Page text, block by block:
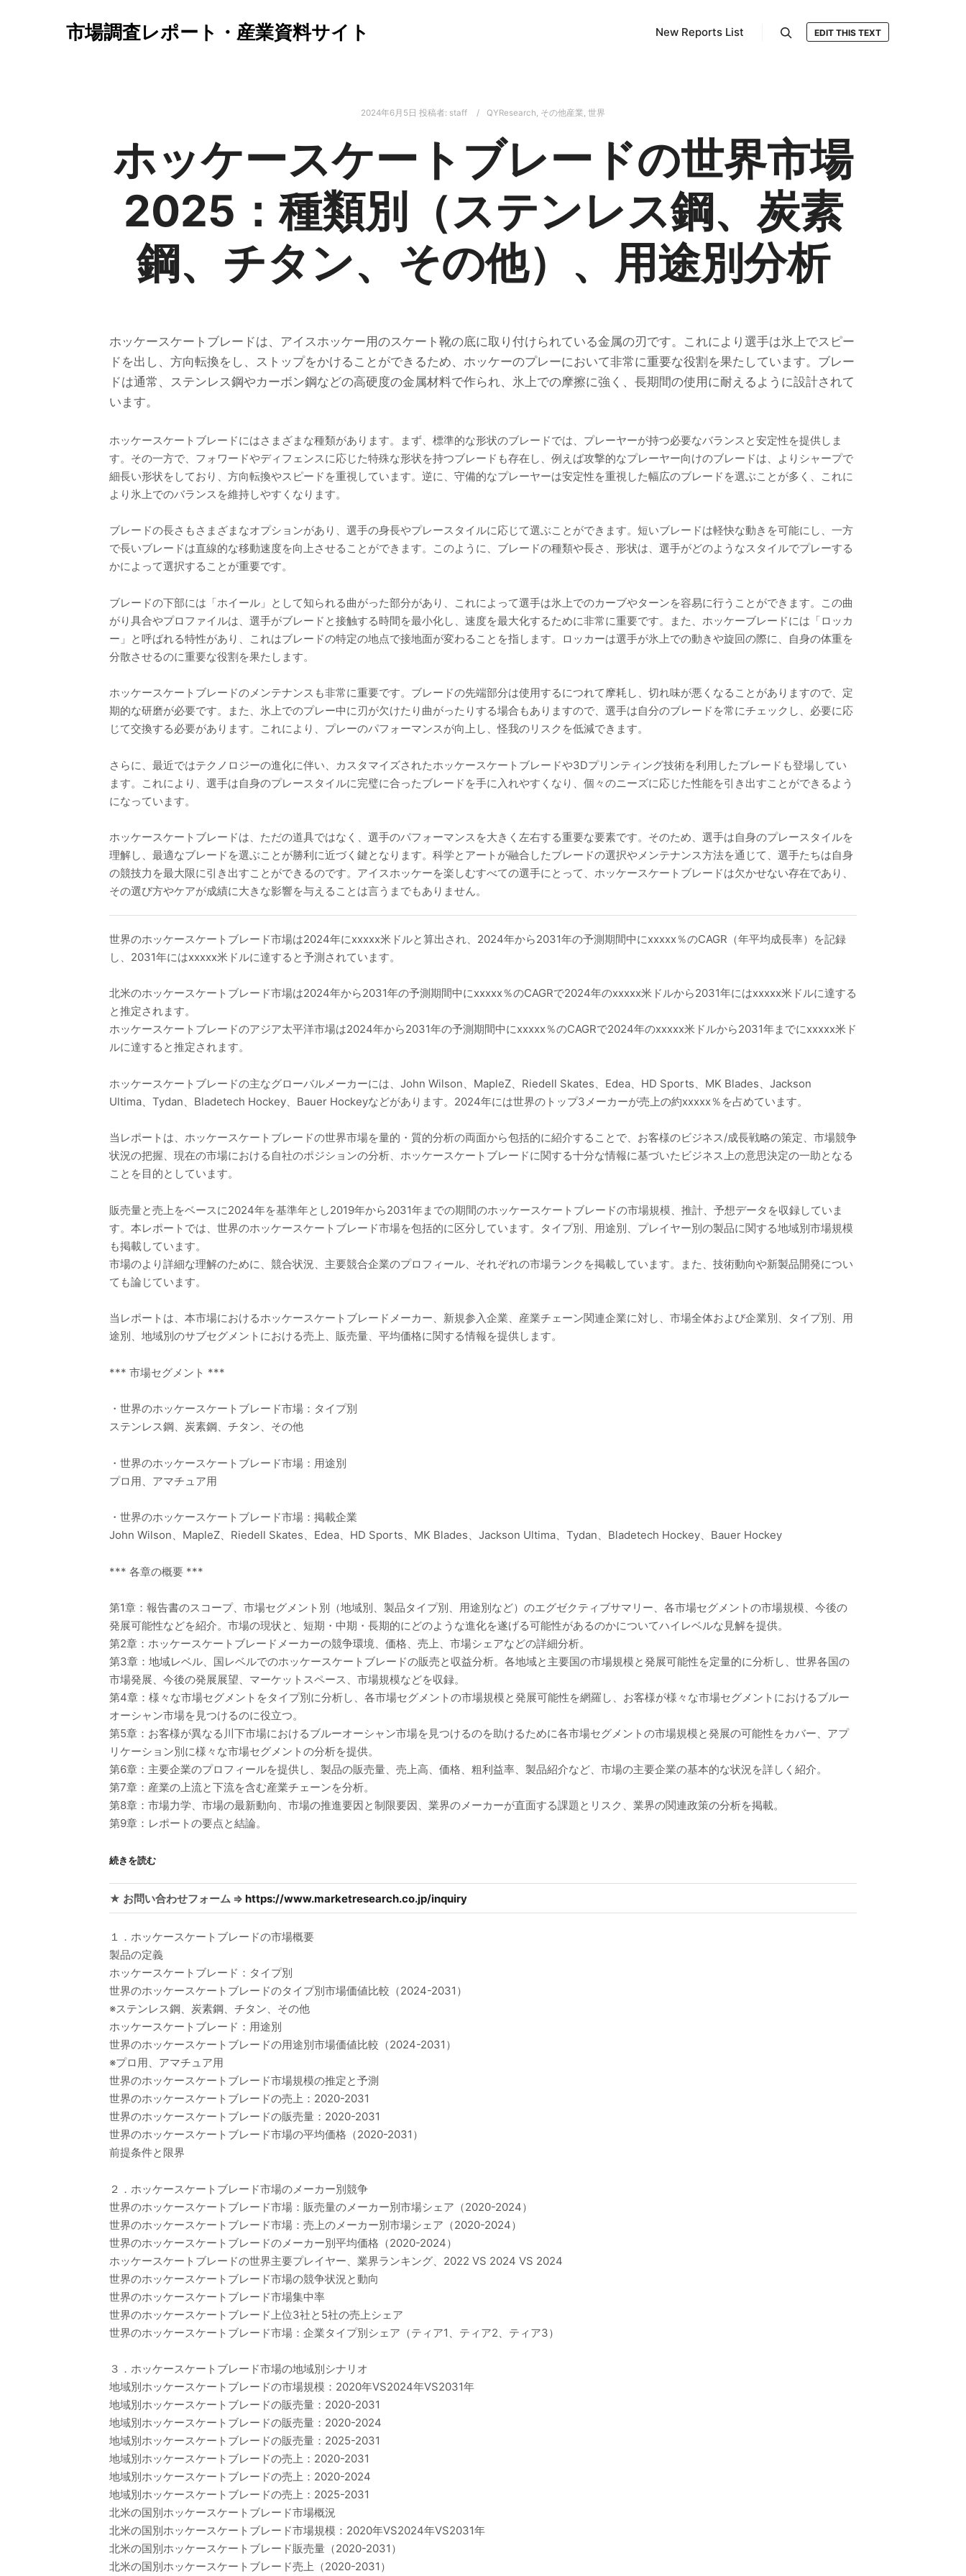
市場調査レポート・産業資料サイト New Reports List EDIT THIS TEXT
2024年6月5日 投稿者: staff QYResearch, その他産業, 世界
ホッケースケートブレードの世界市場
2025：種類別（ステンレス鋼、炭素
鋼、チタン、その他）、用途別分析
ホッケースケートブレードは、アイスホッケー用のスケート靴の底に取り付けられている金属の刃です。これにより選手は氷上でスピー
ドを出し、方向転換をし、ストップをかけることができるため、ホッケーのプレーにおいて非常に重要な役割を果たしています。ブレー
ドは通常、ステンレス鋼やカーボン鋼などの高硬度の金属材料で作られ、氷上での摩擦に強く、長期間の使用に耐えるように設計されて
います。
ホッケースケートブレードにはさまざまな種類があります。まず、標準的な形状のブレードでは、プレーヤーが持つ必要なバランスと安定性を提供しま
す。その一方で、フォワードやディフェンスに応じた特殊な形状を持つブレードも存在し、例えば攻撃的なプレーヤー向けのブレードは、よりシャープで
細長い形状をしており、方向転換やスピードを重視しています。逆に、守備的なプレーヤーは安定性を重視した幅広のブレードを選ぶことが多く、これに
より氷上でのバランスを維持しやすくなります。
ブレードの長さもさまざまなオプションがあり、選手の身長やプレースタイルに応じて選ぶことができます。短いブレードは軽快な動きを可能にし、一方
で長いブレードは直線的な移動速度を向上させることができます。このように、ブレードの種類や長さ、形状は、選手がどのようなスタイルでプレーする
かによって選択することが重要です。
ブレードの下部には「ホイール」として知られる曲がった部分があり、これによって選手は氷上でのカーブやターンを容易に行うことができます。この曲
がり具合やプロファイルは、選手がブレードと接触する時間を最小化し、速度を最大化するために非常に重要です。また、ホッケーブレードには「ロッカ
ー」と呼ばれる特性があり、これはブレードの特定の地点で接地面が変わることを指します。ロッカーは選手が氷上での動きや旋回の際に、自身の体重を
分散させるのに重要な役割を果たします。
ホッケースケートブレードのメンテナンスも非常に重要です。ブレードの先端部分は使用するにつれて摩耗し、切れ味が悪くなることがありますので、定
期的な研磨が必要です。また、氷上でのプレー中に刃が欠けたり曲がったりする場合もありますので、選手は自分のブレードを常にチェックし、必要に応
じて交換する必要があります。これにより、プレーのパフォーマンスが向上し、怪我のリスクを低減できます。
さらに、最近ではテクノロジーの進化に伴い、カスタマイズされたホッケースケートブレードや3Dプリンティング技術を利用したブレードも登場してい
ます。これにより、選手は自身のプレースタイルに完璧に合ったブレードを手に入れやすくなり、個々のニーズに応じた性能を引き出すことができるよう
になっています。
ホッケースケートブレードは、ただの道具ではなく、選手のパフォーマンスを大きく左右する重要な要素です。そのため、選手は自身のプレースタイルを
理解し、最適なブレードを選ぶことが勝利に近づく鍵となります。科学とアートが融合したブレードの選択やメンテナンス方法を通じて、選手たちは自身
の競技力を最大限に引き出すことができるのです。アイスホッケーを楽しむすべての選手にとって、ホッケースケートブレードは欠かせない存在であり、
その選び方やケアが成績に大きな影響を与えることは言うまでもありません。
世界のホッケースケートブレード市場は2024年にxxxxx米ドルと算出され、2024年から2031年の予測期間中にxxxxx％のCAGR（年平均成長率）を記録
し、2031年にはxxxxx米ドルに達すると予測されています。
北米のホッケースケートブレード市場は2024年から2031年の予測期間中にxxxxx％のCAGRで2024年のxxxxx米ドルから2031年にはxxxxx米ドルに達する
と推定されます。
ホッケースケートブレードのアジア太平洋市場は2024年から2031年の予測期間中にxxxxx％のCAGRで2024年のxxxxx米ドルから2031年までにxxxxx米ド
ルに達すると推定されます。
ホッケースケートブレードの主なグローバルメーカーには、John Wilson、MapleZ、Riedell Skates、Edea、HD Sports、MK Blades、Jackson
Ultima、Tydan、Bladetech Hockey、Bauer Hockeyなどがあります。2024年には世界のトップ3メーカーが売上の約xxxxx％を占めています。
当レポートは、ホッケースケートブレードの世界市場を量的・質的分析の両面から包括的に紹介することで、お客様のビジネス/成長戦略の策定、市場競争
状況の把握、現在の市場における自社のポジションの分析、ホッケースケートブレードに関する十分な情報に基づいたビジネス上の意思決定の一助となる
ことを目的としています。
販売量と売上をベースに2024年を基準年とし2019年から2031年までの期間のホッケースケートブレードの市場規模、推計、予想データを収録していま
す。本レポートでは、世界のホッケースケートブレード市場を包括的に区分しています。タイプ別、用途別、プレイヤー別の製品に関する地域別市場規模
も掲載しています。
市場のより詳細な理解のために、競合状況、主要競合企業のプロフィール、それぞれの市場ランクを掲載しています。また、技術動向や新製品開発につい
ても論じています。
当レポートは、本市場におけるホッケースケートブレードメーカー、新規参入企業、産業チェーン関連企業に対し、市場全体および企業別、タイプ別、用
途別、地域別のサブセグメントにおける売上、販売量、平均価格に関する情報を提供します。
*** 市場セグメント ***
・世界のホッケースケートブレード市場：タイプ別
ステンレス鋼、炭素鋼、チタン、その他
・世界のホッケースケートブレード市場：用途別
プロ用、アマチュア用
・世界のホッケースケートブレード市場：掲載企業
John Wilson、MapleZ、Riedell Skates、Edea、HD Sports、MK Blades、Jackson Ultima、Tydan、Bladetech Hockey、Bauer Hockey
*** 各章の概要 ***
第1章：報告書のスコープ、市場セグメント別（地域別、製品タイプ別、用途別など）のエグゼクティブサマリー、各市場セグメントの市場規模、今後の
発展可能性などを紹介。市場の現状と、短期・中期・長期的にどのような進化を遂げる可能性があるのかについてハイレベルな見解を提供。
第2章：ホッケースケートブレードメーカーの競争環境、価格、売上、市場シェアなどの詳細分析。
第3章：地域レベル、国レベルでのホッケースケートブレードの販売と収益分析。各地域と主要国の市場規模と発展可能性を定量的に分析し、世界各国の
市場発展、今後の発展展望、マーケットスペース、市場規模などを収録。
第4章：様々な市場セグメントをタイプ別に分析し、各市場セグメントの市場規模と発展可能性を網羅し、お客様が様々な市場セグメントにおけるブルー
オーシャン市場を見つけるのに役立つ。
第5章：お客様が異なる川下市場におけるブルーオーシャン市場を見つけるのを助けるために各市場セグメントの市場規模と発展の可能性をカバー、アプ
リケーション別に様々な市場セグメントの分析を提供。
第6章：主要企業のプロフィールを提供し、製品の販売量、売上高、価格、粗利益率、製品紹介など、市場の主要企業の基本的な状況を詳しく紹介。
第7章：産業の上流と下流を含む産業チェーンを分析。
第8章：市場力学、市場の最新動向、市場の推進要因と制限要因、業界のメーカーが直面する課題とリスク、業界の関連政策の分析を掲載。
第9章：レポートの要点と結論。
続きを読む
★ お問い合わせフォーム ⇒ https://www.marketresearch.co.jp/inquiry
１．ホッケースケートブレードの市場概要
製品の定義
ホッケースケートブレード：タイプ別
世界のホッケースケートブレードのタイプ別市場価値比較（2024-2031）
※ステンレス鋼、炭素鋼、チタン、その他
ホッケースケートブレード：用途別
世界のホッケースケートブレードの用途別市場価値比較（2024-2031）
※プロ用、アマチュア用
世界のホッケースケートブレード市場規模の推定と予測
世界のホッケースケートブレードの売上：2020-2031
世界のホッケースケートブレードの販売量：2020-2031
世界のホッケースケートブレード市場の平均価格（2020-2031）
前提条件と限界
２．ホッケースケートブレード市場のメーカー別競争
世界のホッケースケートブレード市場：販売量のメーカー別市場シェア（2020-2024）
世界のホッケースケートブレード市場：売上のメーカー別市場シェア（2020-2024）
世界のホッケースケートブレードのメーカー別平均価格（2020-2024）
ホッケースケートブレードの世界主要プレイヤー、業界ランキング、2022 VS 2024 VS 2024
世界のホッケースケートブレード市場の競争状況と動向
世界のホッケースケートブレード市場集中率
世界のホッケースケートブレード上位3社と5社の売上シェア
世界のホッケースケートブレード市場：企業タイプ別シェア（ティア1、ティア2、ティア3）
３．ホッケースケートブレード市場の地域別シナリオ
地域別ホッケースケートブレードの市場規模：2020年VS2024年VS2031年
地域別ホッケースケートブレードの販売量：2020-2031
地域別ホッケースケートブレードの販売量：2020-2024
地域別ホッケースケートブレードの販売量：2025-2031
地域別ホッケースケートブレードの売上：2020-2031
地域別ホッケースケートブレードの売上：2020-2024
地域別ホッケースケートブレードの売上：2025-2031
北米の国別ホッケースケートブレード市場概況
北米の国別ホッケースケートブレード市場規模：2020年VS2024年VS2031年
北米の国別ホッケースケートブレード販売量（2020-2031）
北米の国別ホッケースケートブレード売上（2020-2031）